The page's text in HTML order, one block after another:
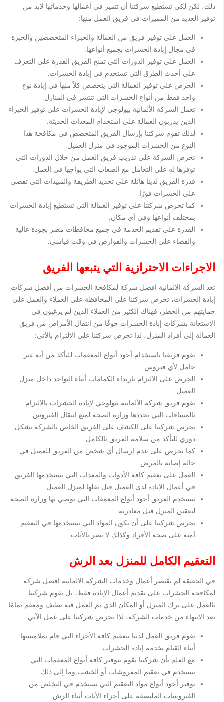
ذلك، لكن لكي تستطيع شركتنا أن تتميز في أعمالها وخدماتها لابد من
توفير العديد من المميزات في فريق العمل منها:
العمل على توفير فريق من العمالة والخبراء المتخصصين والخبرة
في مجال إبادة الحشرات بجميع أنواعها.
العمل على توفير الدورات التي تمنح الفريق القدرة على التعرف
على أحدث الطرق التي تستخدم في إبادة الحشرات.
الحرص على توفير العمالة التي يتخصص كلاً منها في إبادة نوع
واحد فقط من أنواع الحشرات التي تنتشر في المنازل.
تعمل الشركة الألمانية بيولوجي لإبادة الحشرات على توفير الخبراء
الذين يدربون العمالة على استخدام المعدات الحديثة.
لذلك تقوم شركتنا بإرسال الفريق المتخصص في مكافحة هذا
النوع من الحشرات الموجود في منزل العميل.
تحرص الشركة على تدريب فريق العمل من خلال الدورات التي
توفرها له على التعامل مع الصعاب التي يواجها في العمل.
قدرة الفريق لدينا هائلة على تحديد الطريقة والمبيدات التي تقضى
على الحشرات فورًا.
كما تحرص شركتنا على توفير العمالة التي تستطيع إبادة الحشرات
بمختلف أنواعها وفي أي مكان.
القدرة على تقديم الخدمة في جميع محافظات مصر بجودة عالية
والقضاء على الحشرات والقوارض في وقت قياسي.
الاجراءات الاحترازية التي يتبعها الفريق
تعد الشركة الالمانية افضل شركة لمكافحة الحشرات من أفضل شركات
إبادة الحشرات، تحرص شركتنا على المحافظة على العملاء والعمل على
حمايتهم من الخطر، فهناك الكثير من العملاء الذين لم يرغبون في
الاستعانة بشركات إبادة الحشرات خوفًا من انتقال الأمراض من فريق
العمالة إلى أفراد المنزل، لذا تحرص شركتنا على الالتزام بالآتي:
يقوم فريقنا باستخدام أجود أنواع المعقمات للتأكد من أنه غير
حامل لأي فيروس.
الحرص على الالتزام بارتداء الكمامات أثناء التواجد داخل منزل
العميل.
يقوم فريق شركة الألمانية بيولوجي لإبادة الحشرات بالالتزام
بالمسافات التي تحددها وزارة الصحة لمنع انتقال الفيروس.
تحرص شركتنا على الكشف على الفريق الخاص بالشركة بشكل
دوري للتأكد من سلامة الفريق بالكامل.
كما تحرص على عدم إرسال أي شخص من الفريق للعميل في
حالة إصابة بالمرض.
العمل على تعقيم كافة الأدوات والمعدات التي يستخدمها الفريق
في أعمال الإبادة لدى العميل قبل نقلها لمنزل العميل.
يستخدم الفريق أجود أنواع المعمقات التي توصي بها وزارة الصحة
لتعقين المنزل قبل مغادرته.
تحرص شركتنا على أن تكون المواد التي تستخدمها في التعقيم
آمنة على صحة الأفراد وكذلك لا تضر بالأثاث.
التعقيم الكامل للمنزل بعد الرش
في الحقيقة لم تقتصر أعمال وخدمات الشركة الالمانية افضل شركة
لمكافحة الحشرات على تقديم أعمال الإبادة فقط، بل تقوم شركتنا
بالعمل على ترك المنزل أو المكان الذي تم العمل فيه نظيف ومعقم تمامًا
بعد الانتهاء من خدمات الشركة، لذا تحرص شركتنا على عمل الآتي:
يقوم فريق العمل لدينا بتعقيم كافة الأجزاء التي قام بملامستها
أثناء القيام بخدمة إبادة الحشرات.
مع العلم بأن شركتنا تقوم بتوفير كافة أنواع المعقمات التي
تستخدم في تعقيم المفروشات أو الخشب وما إلى ذلك.
توفير أجود أنواع مواد التعقيم التي تستخدم في التخلص من
الفيروسات الملتصقة على أجزاء الأثاث أثناء الرش.